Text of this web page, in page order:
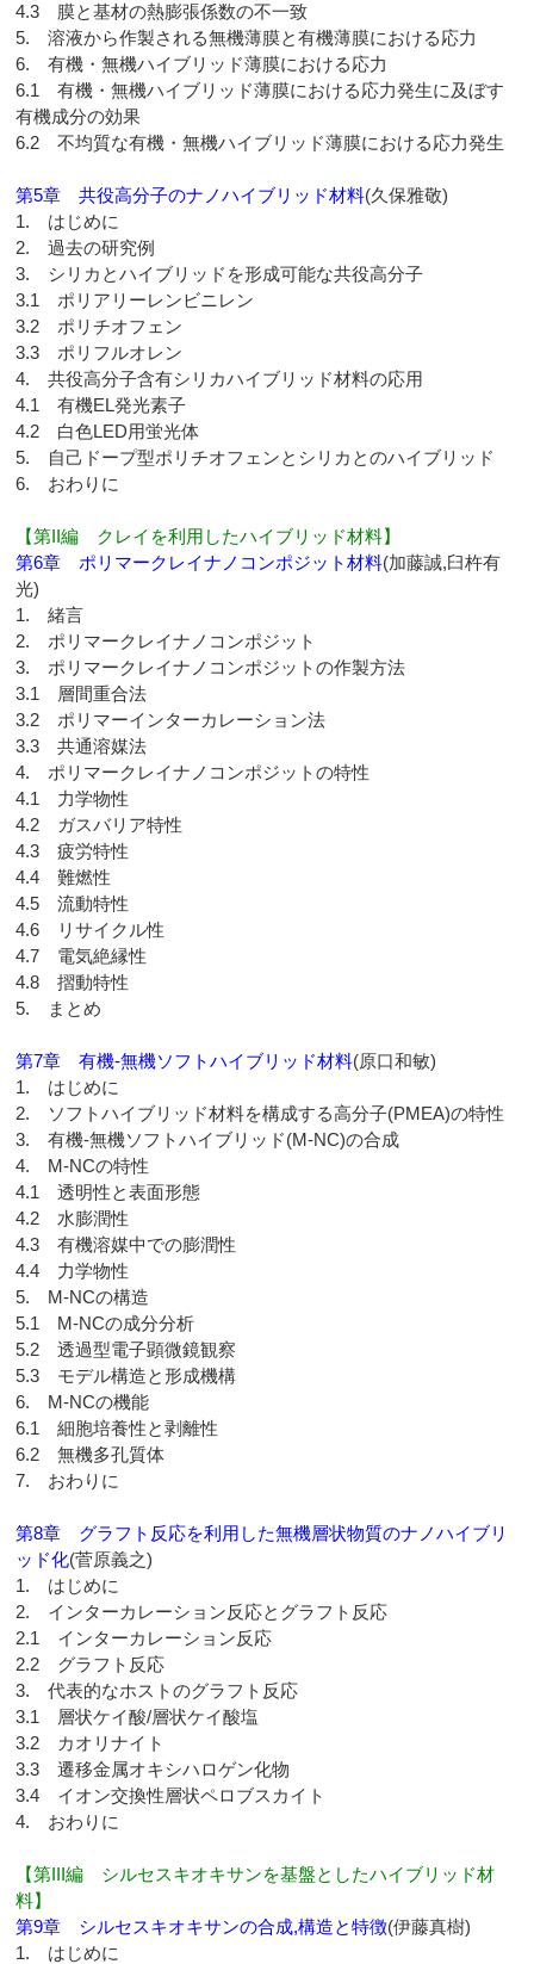
4.3 膜と基材の熱膨張係数の不一致
5. 溶液から作製される無機薄膜と有機薄膜における応力
6. 有機・無機ハイブリッド薄膜における応力
6.1 有機・無機ハイブリッド薄膜における応力発生に及ぼす
有機成分の効果
6.2 不均質な有機・無機ハイブリッド薄膜における応力発生
第5章 共役高分子のナノハイブリッド材料(久保雅敬)
1. はじめに
2. 過去の研究例
3. シリカとハイブリッドを形成可能な共役高分子
3.1 ポリアリーレンビニレン
3.2 ポリチオフェン
3.3 ポリフルオレン
4. 共役高分子含有シリカハイブリッド材料の応用
4.1 有機EL発光素子
4.2 白色LED用蛍光体
5. 自己ドープ型ポリチオフェンとシリカとのハイブリッド
6. おわりに
【第II編 クレイを利用したハイブリッド材料】
第6章 ポリマークレイナノコンポジット材料(加藤誠,臼杵有
光)
1. 緒言
2. ポリマークレイナノコンポジット
3. ポリマークレイナノコンポジットの作製方法
3.1 層間重合法
3.2 ポリマーインターカレーション法
3.3 共通溶媒法
4. ポリマークレイナノコンポジットの特性
4.1 力学物性
4.2 ガスバリア特性
4.3 疲労特性
4.4 難燃性
4.5 流動特性
4.6 リサイクル性
4.7 電気絶縁性
4.8 摺動特性
5. まとめ
第7章 有機-無機ソフトハイブリッド材料(原口和敏)
1. はじめに
2. ソフトハイブリッド材料を構成する高分子(PMEA)の特性
3. 有機-無機ソフトハイブリッド(M-NC)の合成
4. M-NCの特性
4.1 透明性と表面形態
4.2 水膨潤性
4.3 有機溶媒中での膨潤性
4.4 力学物性
5. M-NCの構造
5.1 M-NCの成分分析
5.2 透過型電子顕微鏡観察
5.3 モデル構造と形成機構
6. M-NCの機能
6.1 細胞培養性と剥離性
6.2 無機多孔質体
7. おわりに
第8章 グラフト反応を利用した無機層状物質のナノハイブリ
ッド化(菅原義之)
1. はじめに
2. インターカレーション反応とグラフト反応
2.1 インターカレーション反応
2.2 グラフト反応
3. 代表的なホストのグラフト反応
3.1 層状ケイ酸/層状ケイ酸塩
3.2 カオリナイト
3.3 遷移金属オキシハロゲン化物
3.4 イオン交換性層状ペロブスカイト
4. おわりに
【第III編 シルセスキオキサンを基盤としたハイブリッド材
料】
第9章 シルセスキオキサンの合成,構造と特徴(伊藤真樹)
1. はじめに